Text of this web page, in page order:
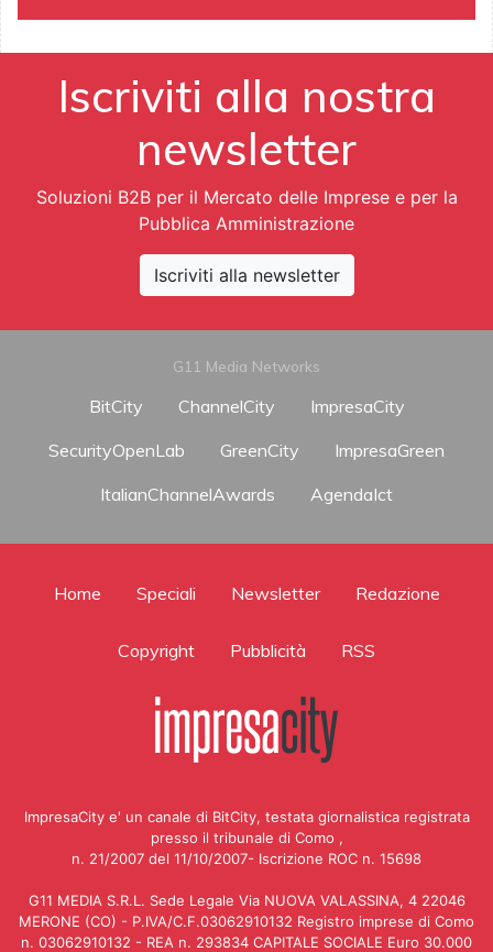
Iscriviti alla nostra
newsletter
Soluzioni B2B per il Mercato delle Imprese e per la
Pubblica Amministrazione
Iscriviti alla newsletter
G11 Media Networks
BitCity ChannelCity
ImpresaCity
SecurityOpenLab
GreenCity
ImpresaGreen
ItalianChannelAwards
AgendaIct
Home Speciali Newsletter Redazione
Copyright Pubblicità RSS
ImpresaCity e' un canale di BitCity, testata giornalistica registrata
presso il tribunale di Como ,
n. 21/2007 del 11/10/2007- Iscrizione ROC n. 15698
G11 MEDIA S.R.L. Sede Legale Via NUOVA VALASSINA, 4 22046
MERONE (CO) - P.IVA/C.F.03062910132 Registro imprese di Como
n. 03062910132 - REA n. 293834 CAPITALE SOCIALE Euro 30.000